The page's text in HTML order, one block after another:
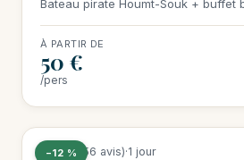
Bateau pirate Houmt-Souk + buffet
inclus, min 20 personnes pour
À PARTIR DE
50 €
/pers
−12 %
★4,6(156 avis)·1 jour